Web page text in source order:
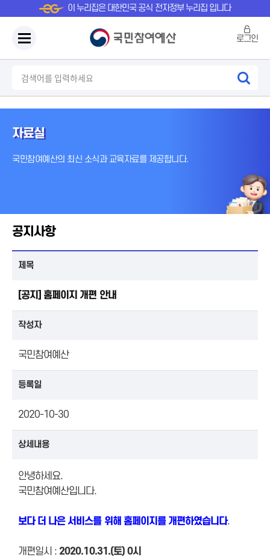
이 누리집은 대한민국 공식 전자정부 누리집 입니다
로그인
자료실
국민참여예산의 최신 소식과 교육자료를 제공합니다.
공지사항
제목
[공지] 홈페이지 개편 안내
작성자
국민참여예산
등록일
2020-10-30
상세내용
안녕하세요.
국민참여예산입니다.
보다 더 나은 서비스를 위해 홈페이지를 개편하였습니다.
개편일시 : 2020.10.31.(토) 0시